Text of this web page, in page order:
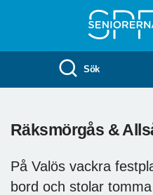
Sök
Räksmörgås &
På Valös vackra
bord och stolar